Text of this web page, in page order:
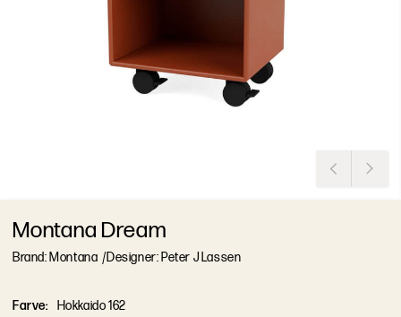
Montana Dream
Brand: Montana /Designer: Peter J Lassen
Farve:
Hokkaido 162